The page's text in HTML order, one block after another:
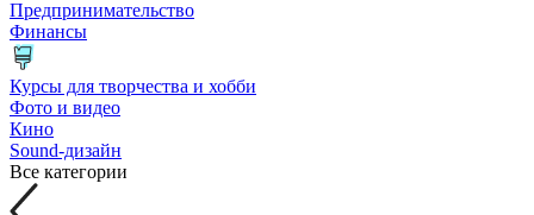
Предпринимательство
Финансы
Курсы для творчества и хобби
Фото и видео
Кино
Sound-дизайн
Все категории